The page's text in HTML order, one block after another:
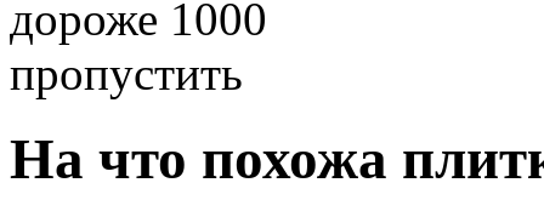
дороже 1000
пропустить
На что похожа